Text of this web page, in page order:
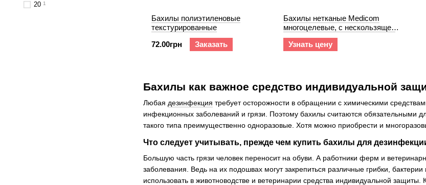
Бахилы как важное средство индивидуальной
Любая дезинфекция требует осторожности в обращении с химическими
инфекционных заболеваний и грязи. Поэтому бахилы считаются обязательными
такого типа преимущественно одноразовые. Хотя можно приобрести и
Что следует учитывать, прежде чем купить бахилы для
Большую часть грязи человек переносит на обуви. А работники ферм и
заболевания. Ведь на их подошвах могут закрепиться различные грибки,
использовать в животноводстве и ветеринарии средства индивидуальной
Бахилы полиэтиленовые
текстурированные
72.00грн
Заказать
Бахилы нетканые Medicom
многоцелевые, с нескользящей
подошвой
Узнать цену
20 1